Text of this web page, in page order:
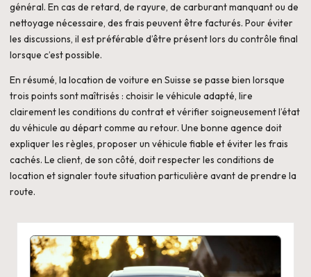
général. En cas de retard, de rayure, de carburant manquant ou de
nettoyage nécessaire, des frais peuvent être facturés. Pour éviter
les discussions, il est préférable d’être présent lors du contrôle final
lorsque c’est possible.
En résumé, la location de voiture en Suisse se passe bien lorsque
trois points sont maîtrisés : choisir le véhicule adapté, lire
clairement les conditions du contrat et vérifier soigneusement l’état
du véhicule au départ comme au retour. Une bonne agence doit
expliquer les règles, proposer un véhicule fiable et éviter les frais
cachés. Le client, de son côté, doit respecter les conditions de
location et signaler toute situation particulière avant de prendre la
route.